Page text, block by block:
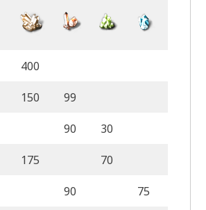
400
150 99
90 30
175 70
90 75